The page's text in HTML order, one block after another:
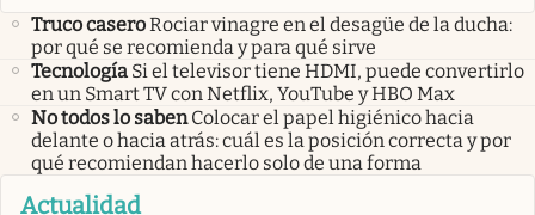
Truco caseroRociar vinagre en el desagüe de la ducha:
por qué se recomienda y para qué sirve
Tecnología Si el televisor tiene HDMI, puede convertirlo
en un Smart TV con Netflix, YouTube y HBO Max
No todos lo saben Colocar el papel higiénico hacia
delante o hacia atrás: cuál es la posición correcta y por
qué recomiendan hacerlo solo de una forma
Actualidad